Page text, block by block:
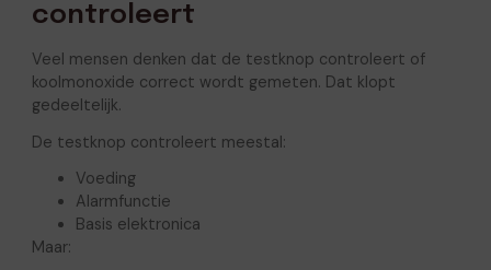
controleert
Veel mensen denken dat de testknop controleert of
koolmonoxide correct wordt gemeten. Dat klopt
gedeeltelijk.
De testknop controleert meestal:
Voeding
Alarmfunctie
Basis elektronica
Maar: